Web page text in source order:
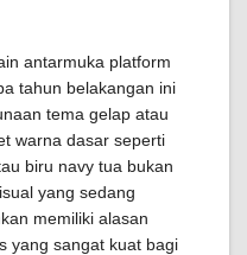
antarmuka platform
tahun belakangan ini
tema gelap atau
warna dasar seperti
biru navy tua bukan
yang sedang
memiliki alasan
yang sangat kuat bagi